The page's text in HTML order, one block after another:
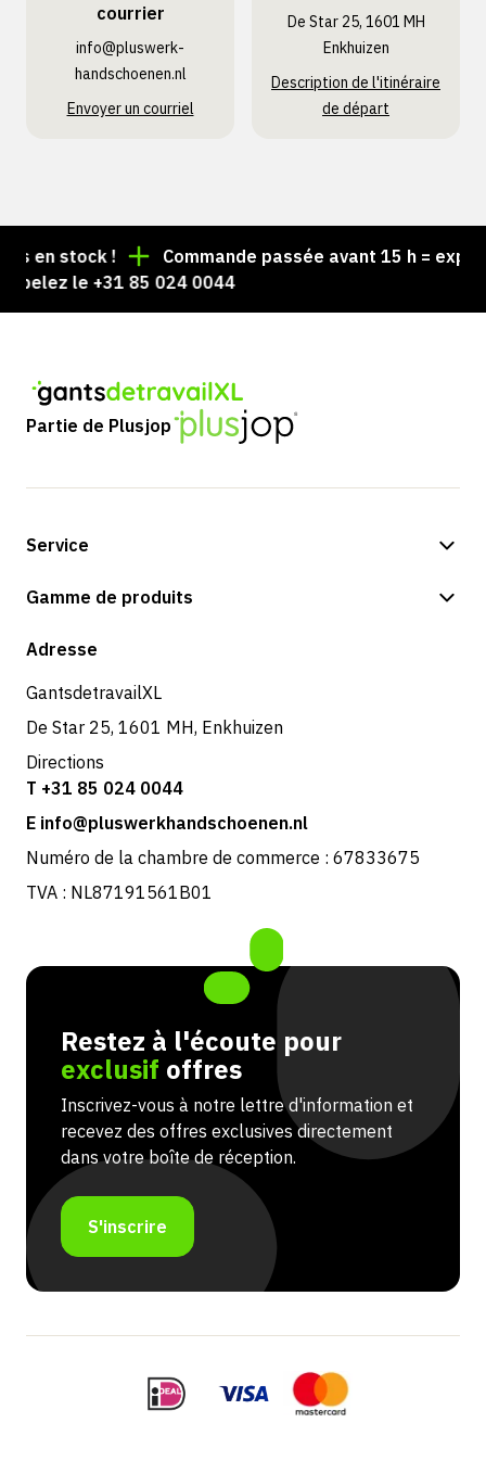
courrier
info@pluswerk­
handschoenen.nl
Envoyer un courriel
De Star 25, 1601 MH
Enkhuizen
Description de l'itinéraire
de départ
stock !
Commande passée avant 15 h =
le +31 85 024 0044
Partie de Plusjop
Service
Options de paiement
Retours et service
Gamme de produits
Boutique
Adresse
GantsdetravailXL
De Star 25, 1601 MH, Enkhuizen
Directions
T +31 85 024 0044
E info@pluswerkhandschoenen.nl
Numéro de la chambre de commerce : 67833675
TVA : NL87191561B01
Restez à l'écoute pour
exclusif offres
Inscrivez-vous à notre lettre d'information et
recevez des offres exclusives directement
dans votre boîte de réception.
S'inscrire